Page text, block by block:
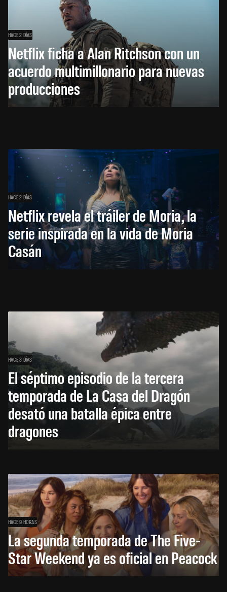
HACE 2 DÍAS
Netflix ficha a Alan Ritchson con un
acuerdo multimillonario para nuevas
producciones
HACE 2 DÍAS
Netflix revela el tráiler de Moria, la
serie inspirada en la vida de Moria
Casán
HACE 3 DÍAS
El séptimo episodio de la tercera
temporada de La Casa del Dragón
desató una batalla épica entre
dragones
HACE 9 HORAS
La segunda temporada de The Five-
Star Weekend ya es oficial en Peacock